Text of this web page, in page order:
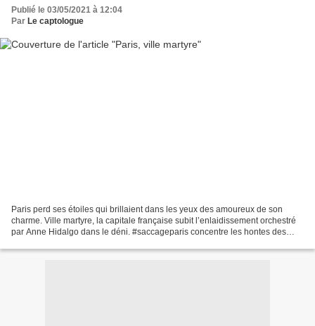
Publié le 03/05/2021 à 12:04
Par Le captologue
Paris perd ses étoiles qui brillaient dans les yeux des amoureux de son
charme. Ville martyre, la capitale française subit l’enlaidissement orchestré
par Anne Hidalgo dans le déni. #saccageparis concentre les hontes des